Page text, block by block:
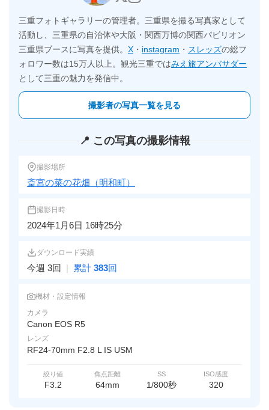
三重フォトギャラリーの管理者。三重県を撮る写真家として
活動し、三重県の自治体や大阪・関西万博の関西パビリオン
三重県ブースに写真を提供。 X ・ instagram ・ スレッズの総フ
ォロワー数は15万人以上。観光三重ではみえ旅アンバサダー
として三重の魅力を発信中。
撮影者の写真一覧を見る
📍 この写真の撮影情報
撮影場所
斎宮の菜の花畑（明和町）
撮影日時
2024年1月6日 16時25分
ダウンロード実績
今週 3回 | 累計 383回
機材・設定情報
カメラ
Canon EOS R5
レンズ
RF24-70mm F2.8 L IS USM
絞り値
F3.2
焦点距離
64mm
SS
1/800秒
ISO感度
320